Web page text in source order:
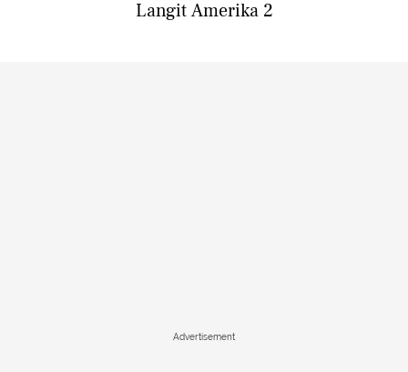
Langit Amerika 2
Advertisement